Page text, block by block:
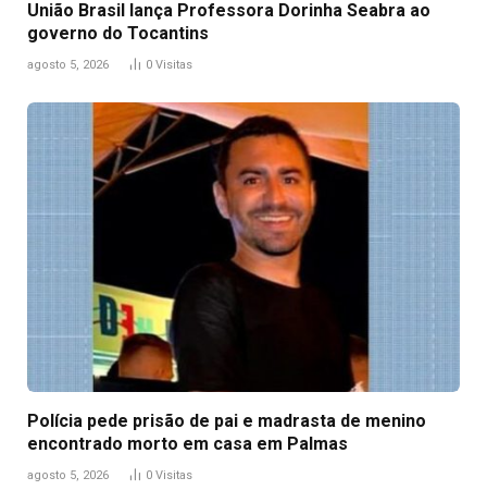
União Brasil lança Professora Dorinha Seabra ao
governo do Tocantins
agosto 5, 2026 0 Visitas
Polícia pede prisão de pai e madrasta de menino
encontrado morto em casa em Palmas
agosto 5, 2026 0 Visitas